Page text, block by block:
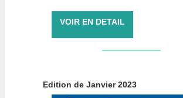
VOIR EN DETAIL
Edition de Janvier 2023